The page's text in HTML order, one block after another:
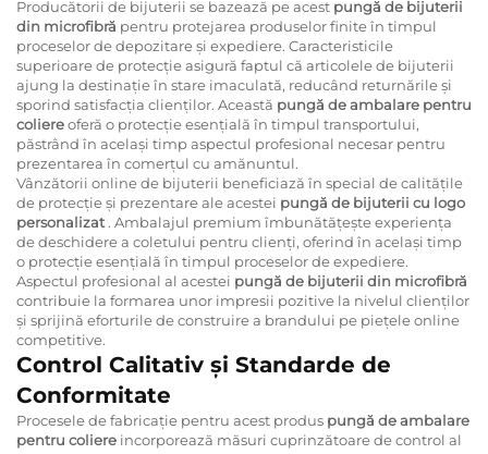
Producătorii de bijuterii se bazează pe acest pungă de bijuterii
din microfibră pentru protejarea produselor finite în timpul
proceselor de depozitare și expediere. Caracteristicile
superioare de protecție asigură faptul că articolele de bijuterii
ajung la destinație în stare imaculată, reducând returnările și
sporind satisfacția clienților. Această pungă de ambalare pentru
coliereoferă o protecție esențială în timpul transportului,
păstrând în același timp aspectul profesional necesar pentru
prezentarea în comerțul cu amănuntul.
Vânzătorii online de bijuterii beneficiază în special de calitățile
de protecție și prezentare ale acestei pungă de bijuterii cu logo
personalizat . Ambalajul premium îmbunătățește experiența
de deschidere a coletului pentru clienți, oferind în același timp
o protecție esențială în timpul proceselor de expediere.
Aspectul profesional al acestei pungă de bijuterii din microfibră
contribuie la formarea unor impresii pozitive la nivelul clienților
și sprijină eforturile de construire a brandului pe piețele online
competitive.
Control Calitativ și Standarde de
Conformitate
Procesele de fabricație pentru acest produs pungă de ambalare
pentru coliere incorporează măsuri cuprinzătoare de control al